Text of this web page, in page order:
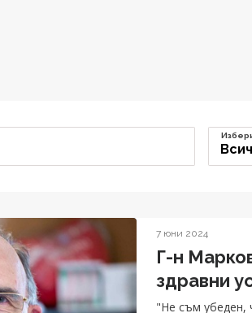
7 юни 2024
Г-н
здравни
"Не съм убеден,